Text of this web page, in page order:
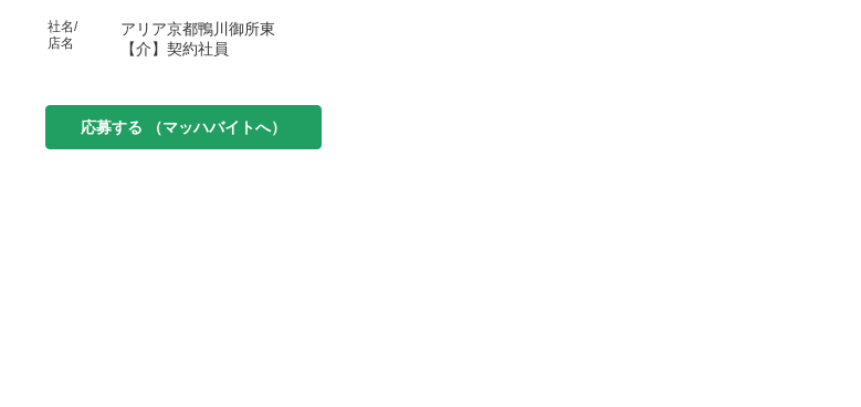
社名/
店名
アリア京都鴨川御所東
【介】契約社員
応募する （マッハバイトへ）